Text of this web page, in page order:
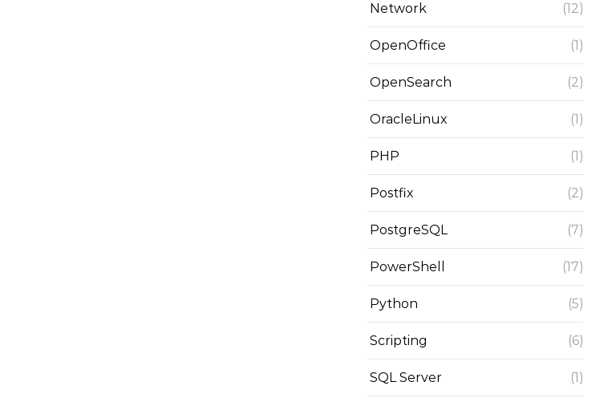
Network (12)
OpenOffice (1)
OpenSearch (2)
OracleLinux (1)
PHP (1)
Postfix (2)
PostgreSQL (7)
PowerShell (17)
Python (5)
Scripting (6)
SQL Server (1)